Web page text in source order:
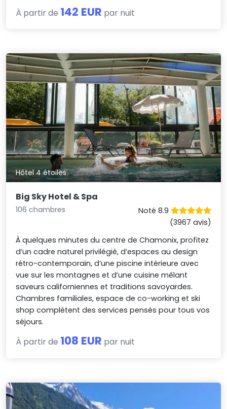
À partir de 142 EUR par nuit
Hôtel 4 étoiles
Big Sky Hotel & Spa
106 chambres
Noté 8.9
(3967 avis)
À quelques minutes du centre de Chamonix, profitez
d’un cadre naturel privilégié, d’espaces au design
rétro-contemporain, d’une piscine intérieure avec
vue sur les montagnes et d’une cuisine mêlant
saveurs californiennes et traditions savoyardes.
Chambres familiales, espace de co-working et ski
shop complètent des services pensés pour tous vos
séjours.
À partir de 108 EUR par nuit